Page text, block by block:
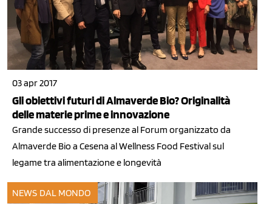
03 apr 2017
Gli obiettivi futuri di Almaverde Bio? Originalità
delle materie prime e innovazione
Grande successo di presenze al Forum organizzato da
Almaverde Bio a Cesena al Wellness Food Festival sul
legame tra alimentazione e longevità
NEWS DAL MONDO